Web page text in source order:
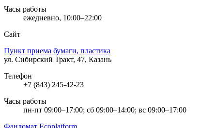
Часы работы
ежедневно, 10:00–22:00
Сайт
Пункт приема бумаги, пластика
ул. Сибирский Тракт, 47, Казань
Телефон
+7 (843) 245-42-23
Часы работы
пн-пт 09:00–17:00; сб 09:00–14:00; вс 09:00–17:00
Фандомат Ecoplatform